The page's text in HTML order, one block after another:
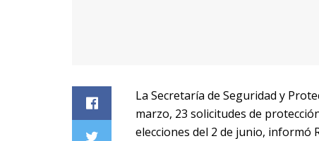
La Secretaría de Seguridad y
marzo, 23 solicitudes de
elecciones del 2 de junio, informó